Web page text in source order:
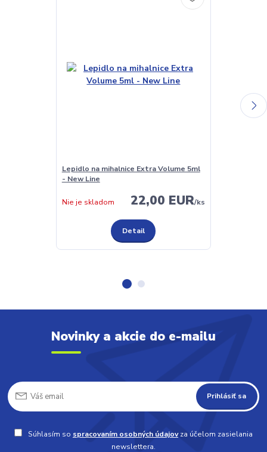
Lepidlo na mihalnice Extra Volume 5ml
- New Line
22,00 EUR/ks
Nie je skladom
Detail
Novinky a akcie do e-mailu
Prihlásiť sa
Súhlasím so spracovaním osobných údajovza účelom zasielania
newslettera.